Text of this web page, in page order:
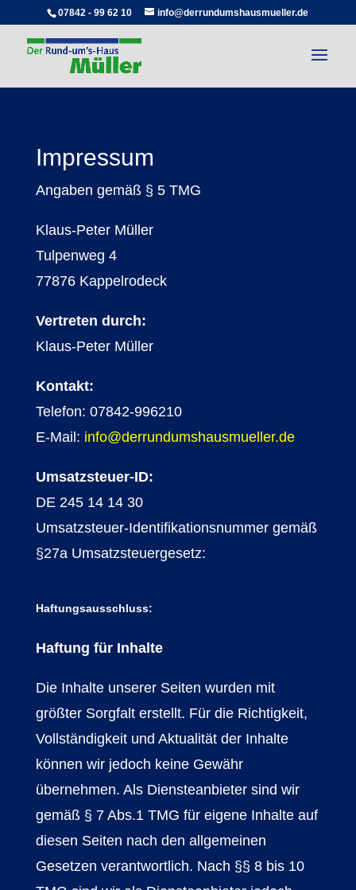
(07842) 99 62 1007842 - 99 62 10 info@derrundumshausmueller.de
Impressum
Angaben gemäß § 5 TMG
Klaus-Peter Müller
Tulpenweg 4
77876 Kappelrodeck
Vertreten durch:
Klaus-Peter Müller
Kontakt:
Telefon: 07842-996210
E-Mail: info@derrundumshausmueller.de
Umsatzsteuer-ID:
DE 245 14 14 30
Umsatzsteuer-Identifikationsnummer gemäß
§27a Umsatzsteuergesetz:
Haftungsausschluss:
Haftung für Inhalte
Die Inhalte unserer Seiten wurden mit
größter Sorgfalt erstellt. Für die Richtigkeit,
Vollständigkeit und Aktualität der Inhalte
können wir jedoch keine Gewähr
übernehmen. Als Diensteanbieter sind wir
gemäß § 7 Abs.1 TMG für eigene Inhalte auf
diesen Seiten nach den allgemeinen
Gesetzen verantwortlich. Nach §§ 8 bis 10